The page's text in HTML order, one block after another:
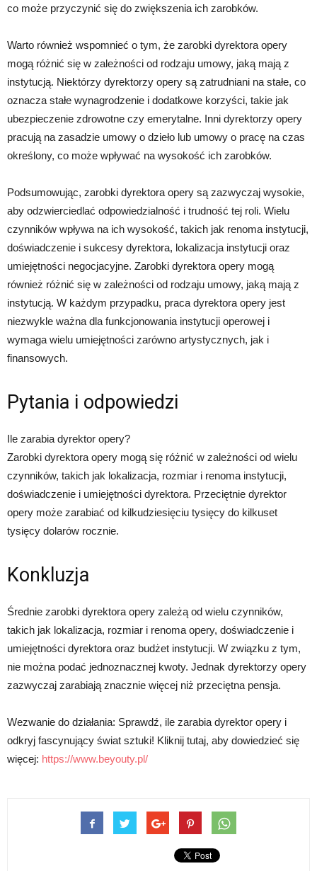
co może przyczynić się do zwiększenia ich zarobków.
Warto również wspomnieć o tym, że zarobki dyrektora opery
mogą różnić się w zależności od rodzaju umowy, jaką mają z
instytucją. Niektórzy dyrektorzy opery są zatrudniani na stałe, co
oznacza stałe wynagrodzenie i dodatkowe korzyści, takie jak
ubezpieczenie zdrowotne czy emerytalne. Inni dyrektorzy opery
pracują na zasadzie umowy o dzieło lub umowy o pracę na czas
określony, co może wpływać na wysokość ich zarobków.
Podsumowując, zarobki dyrektora opery są zazwyczaj wysokie,
aby odzwierciedlać odpowiedzialność i trudność tej roli. Wielu
czynników wpływa na ich wysokość, takich jak renoma instytucji,
doświadczenie i sukcesy dyrektora, lokalizacja instytucji oraz
umiejętności negocjacyjne. Zarobki dyrektora opery mogą
również różnić się w zależności od rodzaju umowy, jaką mają z
instytucją. W każdym przypadku, praca dyrektora opery jest
niezwykle ważna dla funkcjonowania instytucji operowej i
wymaga wielu umiejętności zarówno artystycznych, jak i
finansowych.
Pytania i odpowiedzi
Ile zarabia dyrektor opery?
Zarobki dyrektora opery mogą się różnić w zależności od wielu
czynników, takich jak lokalizacja, rozmiar i renoma instytucji,
doświadczenie i umiejętności dyrektora. Przeciętnie dyrektor
opery może zarabiać od kilkudziesięciu tysięcy do kilkuset
tysięcy dolarów rocznie.
Konkluzja
Średnie zarobki dyrektora opery zależą od wielu czynników,
takich jak lokalizacja, rozmiar i renoma opery, doświadczenie i
umiejętności dyrektora oraz budżet instytucji. W związku z tym,
nie można podać jednoznacznej kwoty. Jednak dyrektorzy opery
zazwyczaj zarabiają znacznie więcej niż przeciętna pensja.
Wezwanie do działania: Sprawdź, ile zarabia dyrektor opery i
odkryj fascynujący świat sztuki! Kliknij tutaj, aby dowiedzieć się
więcej: https://www.beyouty.pl/